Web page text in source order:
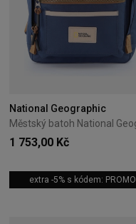
National Geographic
1 753,00 Kč
extra -5% s kódem: PROMO